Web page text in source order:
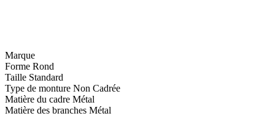
Marque
Forme Rond
Taille Standard
Type de monture Non Cadrée
Matière du cadre Métal
Matière des branches Métal